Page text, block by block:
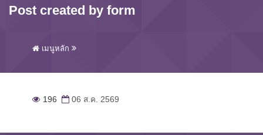
Post created by form
เมนูหลัก
196 06 ส.ค. 2569